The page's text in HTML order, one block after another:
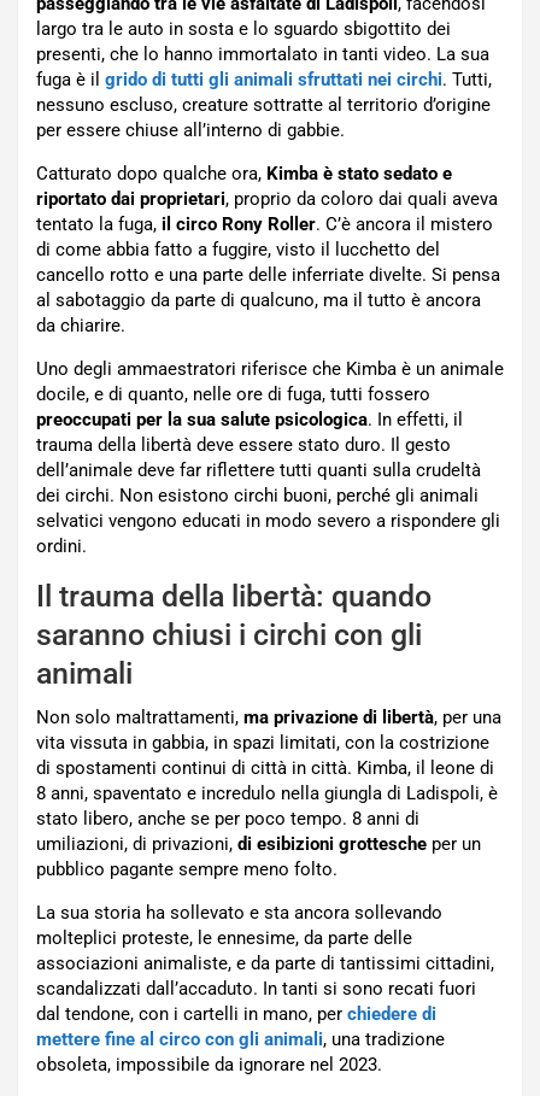
largo tra le auto in sosta e lo sguardo sbigottito dei
presenti, che lo hanno immortalato in tanti video. La sua
fuga è il grido di tutti gli animali sfruttati nei circhi. Tutti,
nessuno escluso, creature sottratte al territorio d’origine
per essere chiuse all’interno di gabbie.
Catturato dopo qualche ora, Kimba è stato sedato e
riportato dai proprietari, proprio da coloro dai quali aveva
tentato la fuga, il circo Rony Roller. C’è ancora il mistero
di come abbia fatto a fuggire, visto il lucchetto del
cancello rotto e una parte delle inferriate divelte. Si pensa
al sabotaggio da parte di qualcuno, ma il tutto è ancora
da chiarire.
Uno degli ammaestratori riferisce che Kimba è un animale
docile, e di quanto, nelle ore di fuga, tutti fossero
preoccupati per la sua salute psicologica. In effetti, il
trauma della libertà deve essere stato duro. Il gesto
dell’animale deve far riflettere tutti quanti sulla crudeltà
dei circhi. Non esistono circhi buoni, perché gli animali
selvatici vengono educati in modo severo a rispondere gli
ordini.
Il trauma della libertà: quando
saranno chiusi i circhi con gli
animali
Non solo maltrattamenti, ma privazione di libertà, per una
vita vissuta in gabbia, in spazi limitati, con la costrizione
di spostamenti continui di città in città. Kimba, il leone di
8 anni, spaventato e incredulo nella giungla di Ladispoli, è
stato libero, anche se per poco tempo. 8 anni di
umiliazioni, di privazioni, di esibizioni grottesche per un
pubblico pagante sempre meno folto.
La sua storia ha sollevato e sta ancora sollevando
molteplici proteste, le ennesime, da parte delle
associazioni animaliste, e da parte di tantissimi cittadini,
scandalizzati dall’accaduto. In tanti si sono recati fuori
dal tendone, con i cartelli in mano, per chiedere di
mettere fine al circo con gli animali, una tradizione
obsoleta, impossibile da ignorare nel 2023.